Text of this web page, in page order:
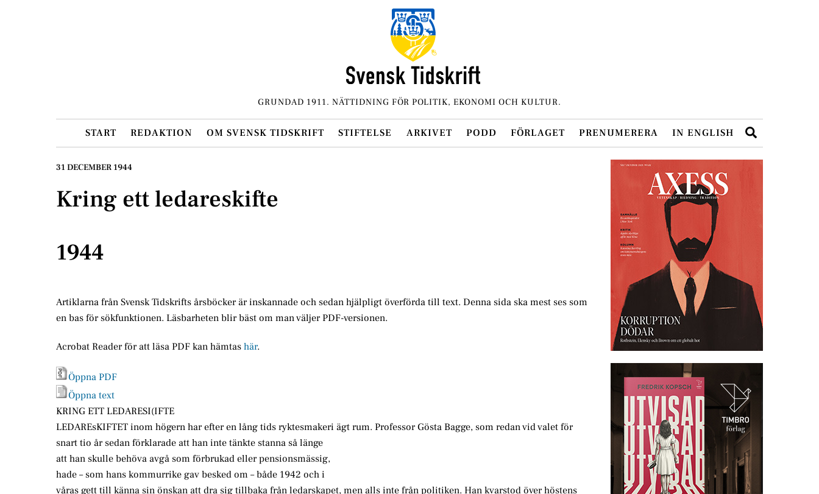
GRUNDAD 1911. NÄTTIDNING FÖR POLITIK, EKONOMI OCH KULTUR.
START REDAKTION OM SVENSK TIDSKRIFT STIFTELSE ARKIVET PODD FÖRLAGET PRENUMERERA IN ENGLISH
31 DECEMBER 1944
Kring ett ledareskifte
1944
Artiklarna från Svensk Tidskrifts årsböcker är inskannade och sedan hjälpligt överförda till text. Denna sida ska mest ses som
en bas för sökfunktionen. Läsbarheten blir bäst om man väljer PDF-versionen.
Acrobat Reader för att läsa PDF kan hämtas här.
Öppna PDF
Öppna text
KRING ETT LEDARESI(IFTE
LEDAREsKIFTET inom högern har efter en lång tids ryktesmakeri ägt rum. Professor Gösta Bagge, som redan vid valet för
snart tio år sedan förklarade att han inte tänkte stanna så länge
att han skulle behöva avgå som förbrukad eller pensionsmässig,
hade – som hans kommurrike gav besked om – både 1942 och i
våras gett till känna sin önskan att dra sig tillbaka från ledarskapet, men alls inte från politiken. Han kvarstod över höstens